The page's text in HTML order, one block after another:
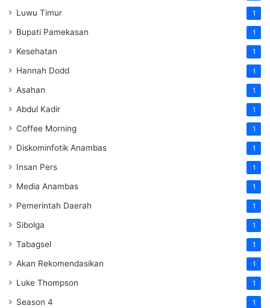
Luwu Timur 1
Bupati Pamekasan 1
Kesehatan 1
Hannah Dodd 1
Asahan 1
Abdul Kadir 1
Coffee Morning 1
Diskominfotik Anambas 1
Insan Pers 1
Media Anambas 1
Pemerintah Daerah 1
Sibolga 1
Tabagsel 1
Akan Rekomendasikan 1
Luke Thompson 1
Season 4 1